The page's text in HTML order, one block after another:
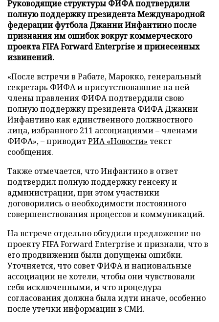
Руководящие структуры ФИФА подтвердили
полную поддержку президента Международной
федерации футбола Джанни Инфантино после
признания им ошибок вокруг коммерческого
проекта FIFA Forward Enterprise и принесенных
извинений.
«После встречи в Рабате, Марокко, генеральный
секретарь ФИФА и присутствовавшие на ней
члены правления ФИФА подтвердили свою
полную поддержку президента ФИФА Джанни
Инфантино как единственного должностного
лица, избранного 211 ассоциациями – членами
ФИФА», – приводитРИА «Новости» текст
сообщения.
Также отмечается, что Инфантино в ответ
подтвердил полную поддержку генсеку и
администрации, при этом участники
договорились о необходимости постоянного
совершенствования процессов и коммуникаций.
На встрече отдельно обсудили предложение по
проекту FIFA Forward Enterprise и признали, что в
его продвижении были допущены ошибки.
Уточняется, что совет ФИФА и национальные
ассоциации не хотели, чтобы они чувствовали
себя исключенными, и что процедура
согласования должна была идти иначе, особенно
после утечки информации в СМИ.